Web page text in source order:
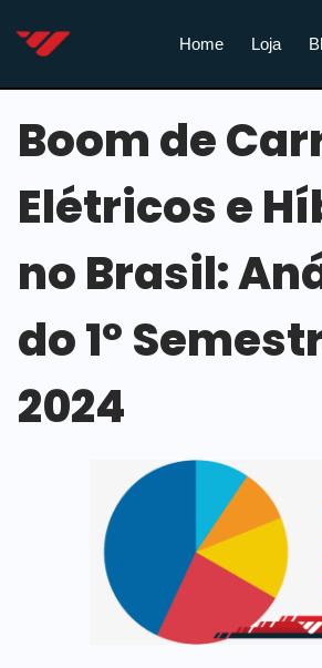
Home Loja
Boom de
Elétricos e
no Brasil:
do 1º
2024